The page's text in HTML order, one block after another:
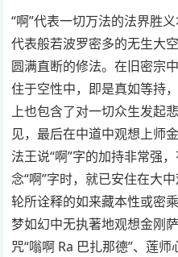
“啊”代表一切万法的法界胜
代表般若波罗密多的无生大
圆满直断的修法。在旧密宗
住于空性中，即是真如等持
上也包含了对一切众生发起
见，最后在中道中观想上师
法王说“啊”字的加持非常强
念“啊”字时，就已安住在大
轮所诠释的如来藏本性或密
梦如幻中无执著地观想金刚
咒“嗡啊 Ra 巴扎那德”、莲